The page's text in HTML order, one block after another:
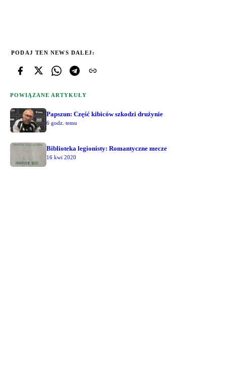
PODAJ TEN NEWS DALEJ:
POWIĄZANE ARTYKUŁY
Papszun: Część kibiców szkodzi drużynie
6 godz. temu
Biblioteka legionisty: Romantyczne mecze
16 kwi 2020